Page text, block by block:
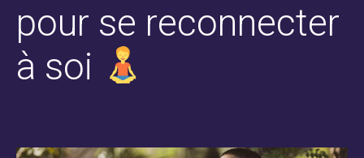
pour se reconnecter
à soi